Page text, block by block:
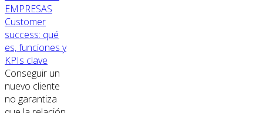
EMPRESAS
Customer
success: qué
es, funciones y
KPIs clave
Conseguir un
nuevo cliente
no garantiza